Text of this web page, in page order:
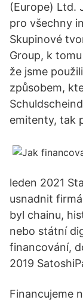
(Europe) Ltd.
pro všechny
Skupinové
Group, k
že jsme
způsobem,
emitenty, tak
leden 2021
usnadnit
byl chainu,
nebo státní
financování,
2019
Financujeme